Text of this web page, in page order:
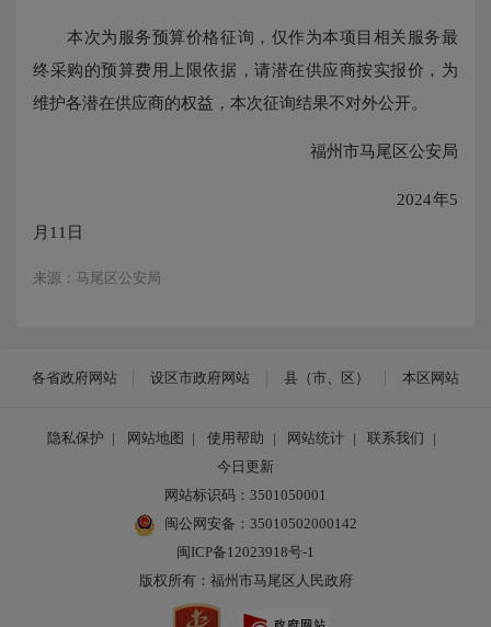
本次为服务预算价格征询，仅作为本项目相关服务最
终采购的预算费用上限依据，请潜在供应商按实报价，为
维护各潜在供应商的权益，本次征询结果不对外公开。
福州市马尾区公安局
2024年5
月11日
来源：马尾区公安局
各省政府网站 设区市政府网站 县（市、区） 本区网站
隐私保护 | 网站地图 | 使用帮助 | 网站统计 | 联系我们
|
今日更新
网站标识码：3501050001
闽公网安备：35010502000142
闽ICP备12023918号-1
版权所有：福州市马尾区人民政府